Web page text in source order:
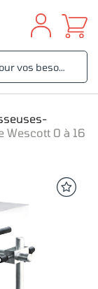
Wescott 0 à 16